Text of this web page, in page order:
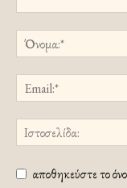
αποθηκεύστε το